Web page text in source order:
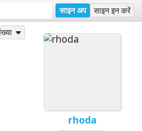
साइन अप साइन इन करें
rhoda